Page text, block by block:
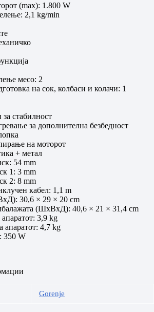
(max): 1.800 W
2,1 kg/min
месо: 2
на сок, колбаси и колачи: 1
стабилност
за дополнителна безбедност
на моторот
+ метал
54 mm
1: 3 mm
2: 8 mm
кабел: 1,1 m
30,6 × 29 × 20 cm
(ШxВxД): 40,6 × 21 × 31,4 cm
3,9 kg
апаратот: 4,7 kg
350 W
Gorenje